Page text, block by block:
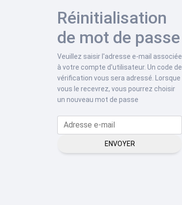
Réinitialisation
de mot de passe
Veuillez saisir l'adresse e-mail associée
à votre compte d'utilisateur. Un code de
vérification vous sera adressé. Lorsque
vous le recevrez, vous pourrez choisir
un nouveau mot de passe
ENVOYER